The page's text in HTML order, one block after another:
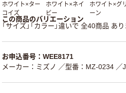
ホワイト×ター
コイズ
ホワイト×ネイ
ビー
ホワイト×グ
ーン
この商品のバリエーション
「サイズ」「カラー」違いで 全40商品 あり
お申込番号：WEE8171
メーカー：ミズノ
／型番：MZ-0234 ／